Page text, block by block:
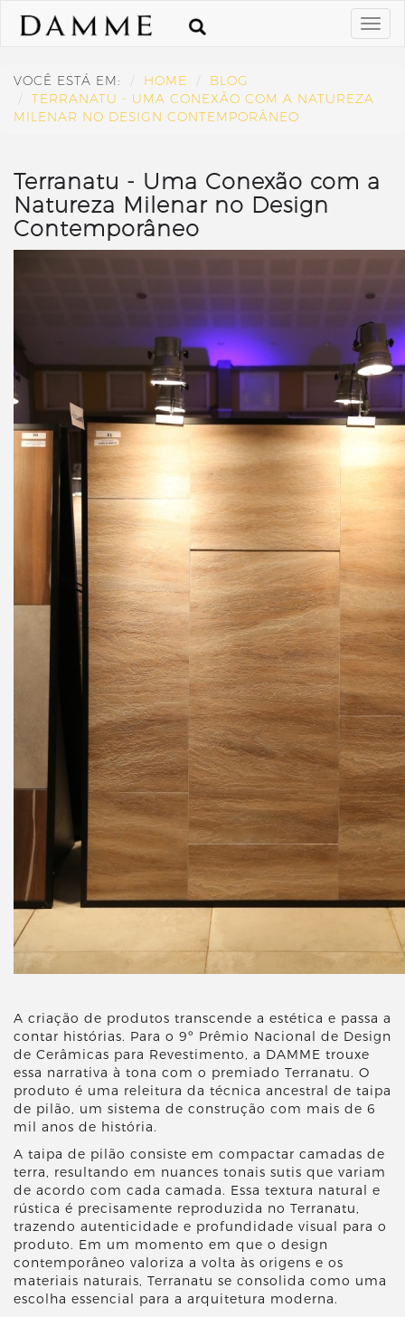
VOCÊ ESTÁ EM: HOME
BLOG
TERRANATU - UMA CONEXÃO COM A NATUREZA
MILENAR NO DESIGN CONTEMPORÂNEO
Terranatu - Uma Conexão com a
Natureza Milenar no Design
Contemporâneo
A criação de produtos transcende a estética e passa a
contar histórias. Para o 9º Prêmio Nacional de Design
de Cerâmicas para Revestimento, a DAMME trouxe
essa narrativa à tona com o premiado Terranatu. O
produto é uma releitura da técnica ancestral de taipa
de pilão, um sistema de construção com mais de 6
mil anos de história.
A taipa de pilão consiste em compactar camadas de
terra, resultando em nuances tonais sutis que variam
de acordo com cada camada. Essa textura natural e
rústica é precisamente reproduzida no Terranatu,
trazendo autenticidade e profundidade visual para o
produto. Em um momento em que o design
contemporâneo valoriza a volta às origens e os
materiais naturais, Terranatu se consolida como uma
escolha essencial para a arquitetura moderna.